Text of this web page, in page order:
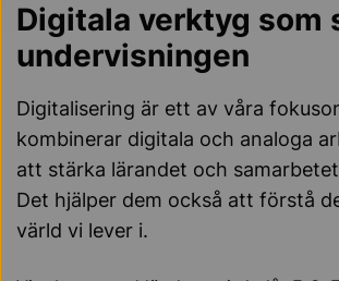
Digitala verktyg som
undervisningen
Digitalisering är ett av våra
kombinerar digitala och analoga
att stärka lärandet och
Det hjälper dem också att förstå
värld vi lever i.